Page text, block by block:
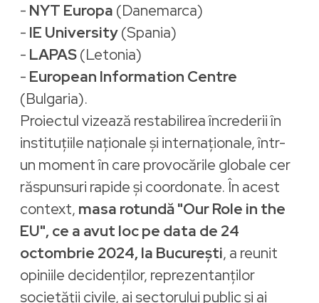
- NYT Europa (Danemarca)
- IE University(Spania)
- LAPAS(Letonia)
- European Information Centre
(Bulgaria).
Proiectul vizează restabilirea încrederii în
instituțiile naționale și internaționale, într-
un moment în care provocările globale cer
răspunsuri rapide și coordonate. În acest
context, masa rotundă "Our Role in the
EU", ce a avut loc pe data de 24
octombrie 2024, la București, a reunit
opiniile decidenților, reprezentanților
societății civile, ai sectorului public și ai